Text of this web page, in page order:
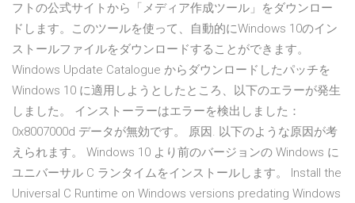
フトの公式サイトから「メディア作成ツール」をダウンロー
ドします。このツールを使って、自動的にWindows 10のイン
ストールファイルをダウンロードすることができます。
Windows Update Catalogue からダウンロードしたパッチを
Windows 10 に適用しようとしたところ、以下のエラーが発生
しました。 インストーラーはエラーを検出しました：
0x8007000d データが無効です。 原因. 以下のような原因が考
えられます。 Windows 10 より前のバージョンの Windows に
ユニバーサル C ランタイムをインストールします。 Install the
Universal C Runtime on Windows versions predating Windows